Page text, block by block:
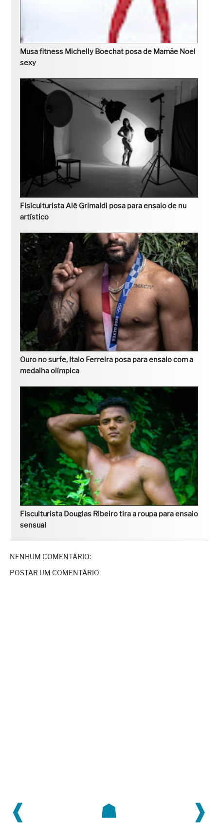
Musa fitness Michelly Boechat posa de Mamãe Noel
sexy
Fisiculturista Alê Grimaldi posa para ensaio de nu
artístico
Ouro no surfe, Italo Ferreira posa para ensaio com a
medalha olímpica
Fisculturista Douglas Ribeiro tira a roupa para ensaio
sensual
NENHUM COMENTÁRIO:
POSTAR UM COMENTÁRIO
❰ ❱
☗